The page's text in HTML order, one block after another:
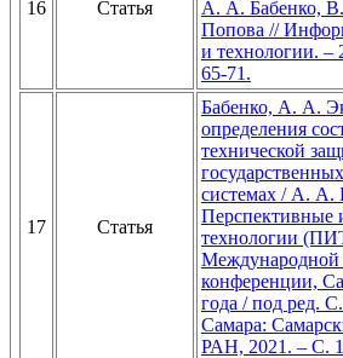
16 Статья
А. А. Бабенко,
Попова //
и технологии.
65-71.
17 Статья
Бабенко, А. А.
определения
технической
системах / А. А.
Перспективные
технологии
Международной
конференции,
года / под ред.
Самара:
РАН, 2021. – С.